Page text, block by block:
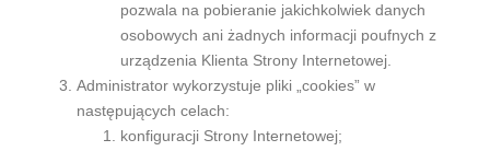
pozwala na pobieranie jakichkolwiek danych
osobowych ani żadnych informacji poufnych z
urządzenia Klienta Strony Internetowej.
Administrator wykorzystuje pliki „cookies” w
następujących celach:
konfiguracji Strony Internetowej;